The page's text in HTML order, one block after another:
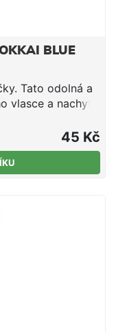
BLUE
Tato odolná a
vlasce a nachytá
Krystalový
a další
cm, vlasec 0,60
45 Kč